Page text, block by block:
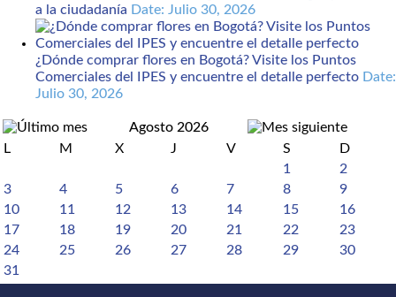
a la ciudadanía Date: Julio 30, 2026
¿Dónde comprar flores en Bogotá? Visite los Puntos
Comerciales del IPES y encuentre el detalle perfecto Date:
Julio 30, 2026
Agosto 2026
L
M X J V S
D
1
2
3
4 5 6 7 8
9
10
11 12 13 14 15
16
17
18 19 20 21 22
23
24
25 26 27 28 29
30
31